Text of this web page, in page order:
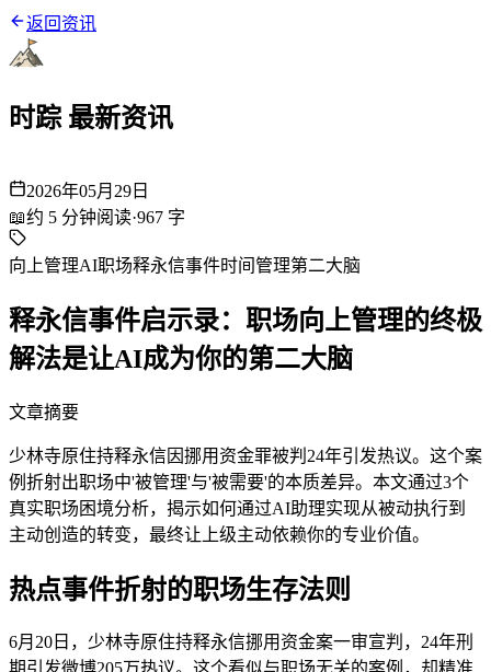
返回资讯
时踪 最新资讯
2026年05月29日
📖约 5 分钟阅读·967 字
向上管理AI职场释永信事件时间管理第二大脑
释永信事件启示录：职场向上管理的终极
解法是让AI成为你的第二大脑
文章摘要
少林寺原住持释永信因挪用资金罪被判24年引发热议。这个案
例折射出职场中'被管理'与'被需要'的本质差异。本文通过3个
真实职场困境分析，揭示如何通过AI助理实现从被动执行到
主动创造的转变，最终让上级主动依赖你的专业价值。
热点事件折射的职场生存法则
6月20日，少林寺原住持释永信挪用资金案一审宣判，24年刑